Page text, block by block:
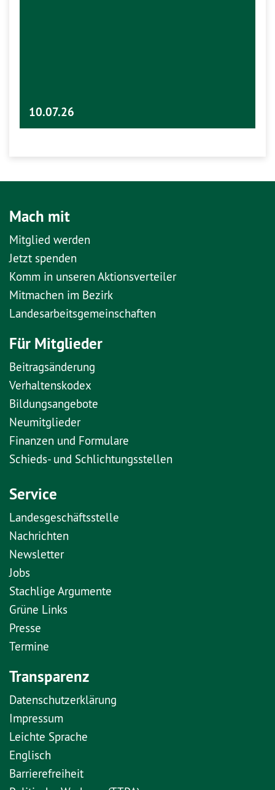
10.07.26
Mach mit
Mitglied werden
Jetzt spenden
Komm in unseren Aktionsverteiler
Mitmachen im Bezirk
Landesarbeitsgemeinschaften
Für Mitglieder
Beitragsänderung
Verhaltenskodex
Bildungsangebote
Neumitglieder
Finanzen und Formulare
Schieds- und Schlichtungsstellen
Service
Landesgeschäftsstelle
Nachrichten
Newsletter
Jobs
Stachlige Argumente
Grüne Links
Presse
Termine
Transparenz
Datenschutzerklärung
Impressum
Leichte Sprache
Englisch
Barrierefreiheit